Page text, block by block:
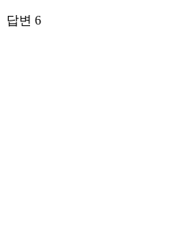
답변 6